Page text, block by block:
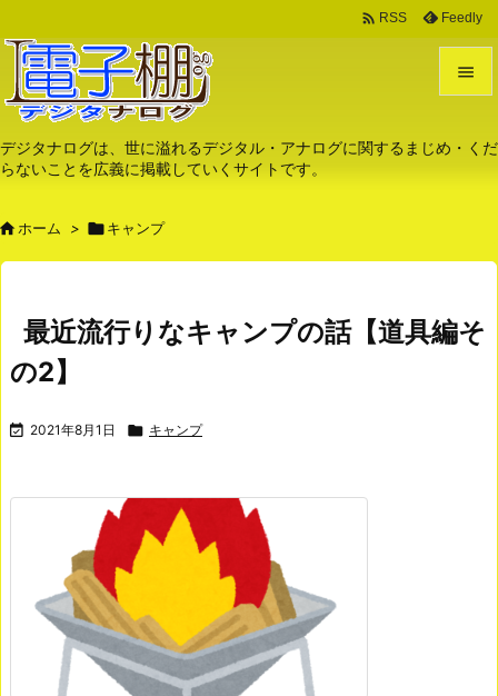
デジタナログは、世に溢れるデジタル・アナログに関するまじめ・くだ
らないことを広義に掲載していくサイトです。

メニュ

 RSS Feedly
ホーム > キャンプ
最近流行りなキャンプの話【道具編そ
の2】
 2021年8月1日  キャンプ